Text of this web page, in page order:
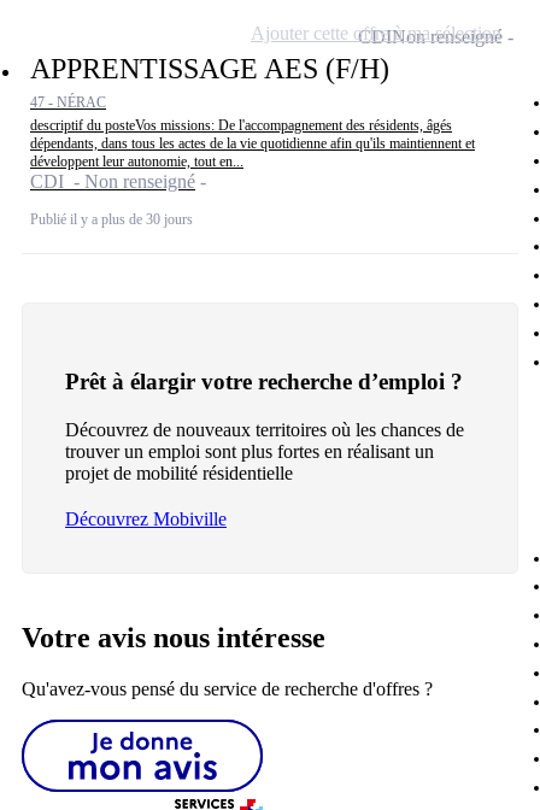
APPRENTISSAGE AES (F/H)
47 - NÉRAC
descriptif du posteVos missions: De l'accompagnement des résidents, âgés
dépendants, dans tous les actes de la vie quotidienne afin qu'ils maintiennent et
développent leur autonomie, tout en...
CDI - Non renseigné
Publié il y a plus de 30 jours
CDINon renseigné
Ajouter cette offre à ma sélection
Prêt à élargir votre recherche d’emploi ?
Découvrez de nouveaux territoires où les chances de
trouver un emploi sont plus fortes en réalisant un
projet de mobilité résidentielle
Découvrez Mobiville
Votre avis nous intéresse
Qu'avez-vous pensé du service de recherche d'offres ?